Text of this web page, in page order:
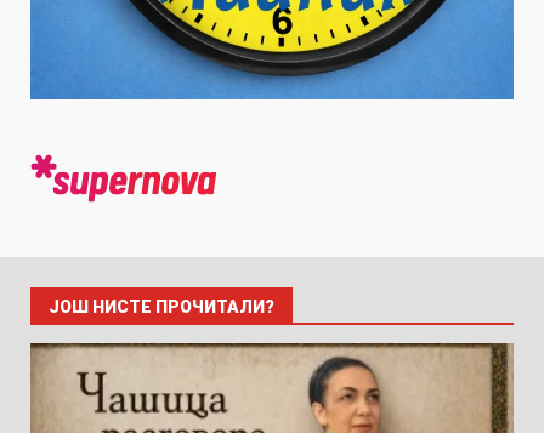
ЈОШ НИСТЕ ПРОЧИТАЛИ?